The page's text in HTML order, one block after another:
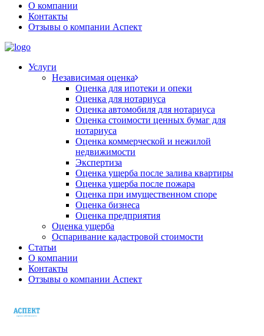
О компании
Контакты
Отзывы о компании Аспект
Услуги
Независимая оценка
Оценка для ипотеки и опеки
Оценка для нотариуса
Оценка автомобиля для нотариуса
Оценка стоимости ценных бумаг для
нотариуса
Оценка коммерческой и нежилой
недвижимости
Экспертиза
Оценка ущерба после залива квартиры
Оценка ущерба после пожара
Оценка при имущественном споре
Оценка бизнеса
Оценка предприятия
Оценка ущерба
Оспаривание кадастровой стоимости
Статьи
О компании
Контакты
Отзывы о компании Аспект